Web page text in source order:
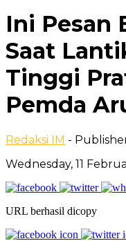
Ini Pesan
Saat
Tinggi
Pemda
Redaksi IM -
Wednesday, 11
URL berhasil dicopy